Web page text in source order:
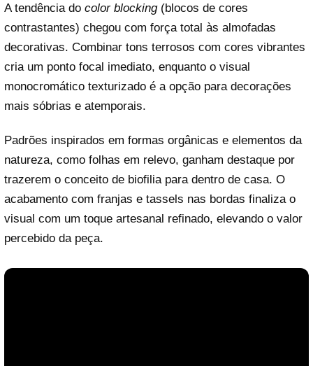
A tendência do color blocking(blocos de cores
contrastantes) chegou com força total às almofadas
decorativas. Combinar tons terrosos com cores vibrantes
cria um ponto focal imediato, enquanto o visual
monocromático texturizado é a opção para decorações
mais sóbrias e atemporais.
Padrões inspirados em formas orgânicas e elementos da
natureza, como folhas em relevo, ganham destaque por
trazerem o conceito de biofilia para dentro de casa. O
acabamento com franjas e tassels nas bordas finaliza o
visual com um toque artesanal refinado, elevando o valor
percebido da peça.